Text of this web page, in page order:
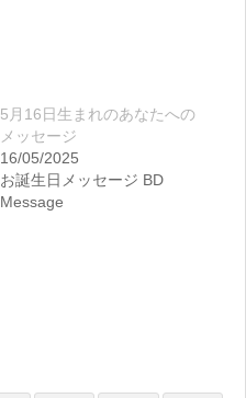
5月16日生まれのあなたへの
メッセージ
16/05/2025
お誕生日メッセージ BD
Message